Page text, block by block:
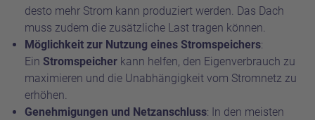
desto mehr Strom kann produziert werden. Das Dach
muss zudem die zusätzliche Last tragen können.
Möglichkeit zur Nutzung eines Stromspeichers:
Ein Stromspeicher kann helfen, den Eigenverbrauch zu
maximieren und die Unabhängigkeit vom Stromnetz zu
erhöhen.
Genehmigungen und Netzanschluss: In den meisten